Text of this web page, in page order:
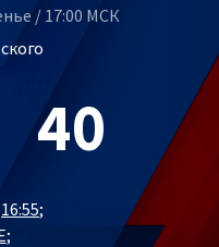
/ 17:00 МСК
40
16:55;
;